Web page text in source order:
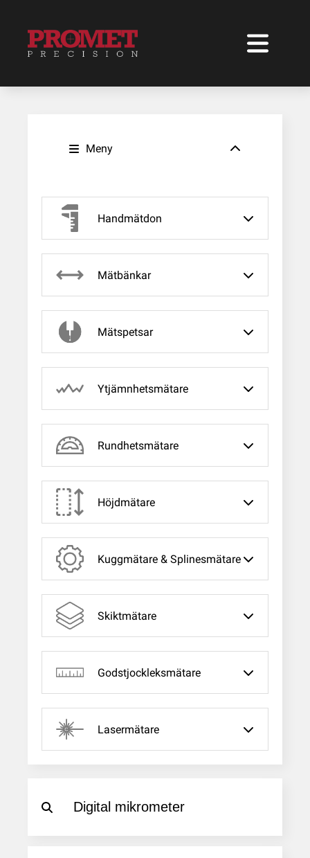
Meny
Handmätdon
Mätbänkar
Mätspetsar
Ytjämnhetsmätare
Rundhetsmätare
Höjdmätare
Kuggmätare & Splinesmätare
Skiktmätare
Godstjockleksmätare
Lasermätare